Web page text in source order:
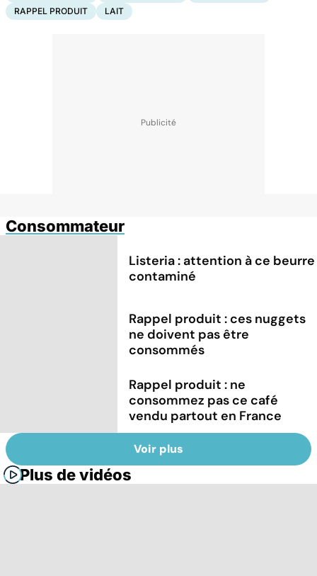
RAPPEL PRODUIT LAIT
Consommateur
Listeria : attention à ce beurre
contaminé
Rappel produit : ces nuggets
ne doivent pas être
consommés
Rappel produit : ne
consommez pas ce café
vendu partout en France
Voir plus
Plus de vidéos